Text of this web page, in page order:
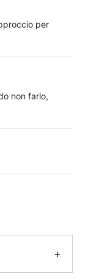
per
non farlo,